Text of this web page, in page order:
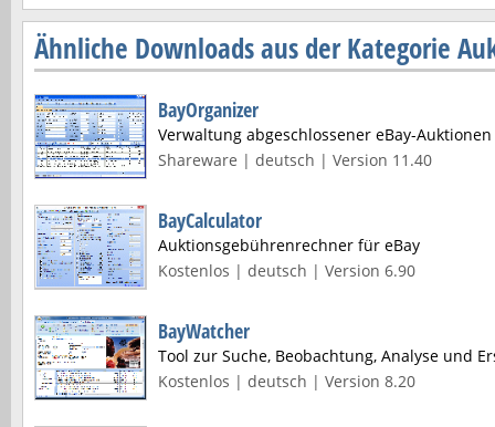
Ähnliche Downloads aus der Kategorie
BayOrganizer
Verwaltung abgeschlossener eBay-Auktionen
Shareware | deutsch | Version 11.40
BayCalculator
Auktionsgebührenrechner für eBay
Kostenlos | deutsch | Version 6.90
BayWatcher
Tool zur Suche, Beobachtung, Analyse und
Kostenlos | deutsch | Version 8.20